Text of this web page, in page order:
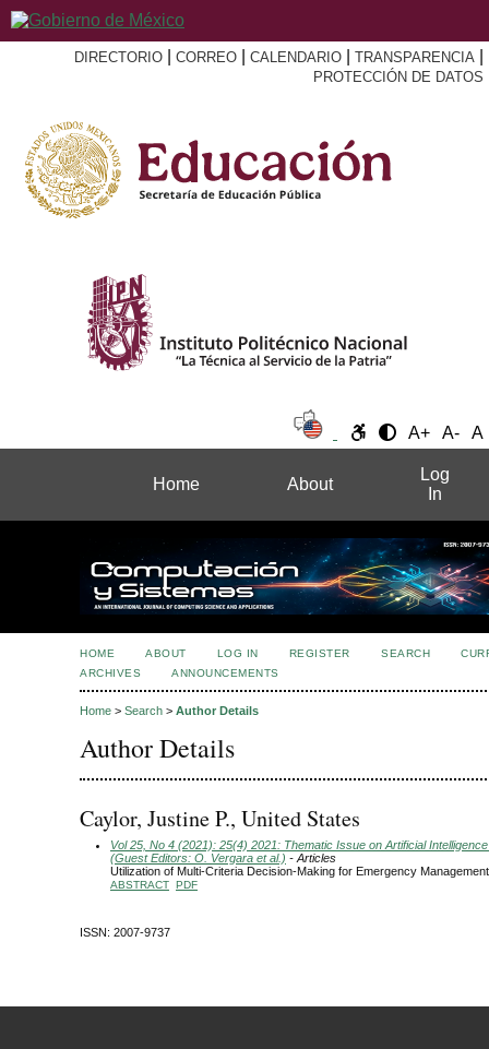
DIRECTORIO CORREO CALENDARIO TRANSPARENCIA
PROTECCIÓN DE DATOS
A+ A- A
Home About
Log
In
HOME ABOUT LOG IN REGISTER SEARCH
ARCHIVES
ANNOUNCEMENTS
Home > Search > Author Details
Author Details
Caylor, Justine P., United States
Vol 25, No 4 (2021): 25(4) 2021: Thematic Issue on Artificial
(Guest Editors: O. Vergara et al.) - Articles
Utilization of Multi-Criteria Decision-Making for Emergency Management
ABSTRACT PDF
ISSN: 2007-9737